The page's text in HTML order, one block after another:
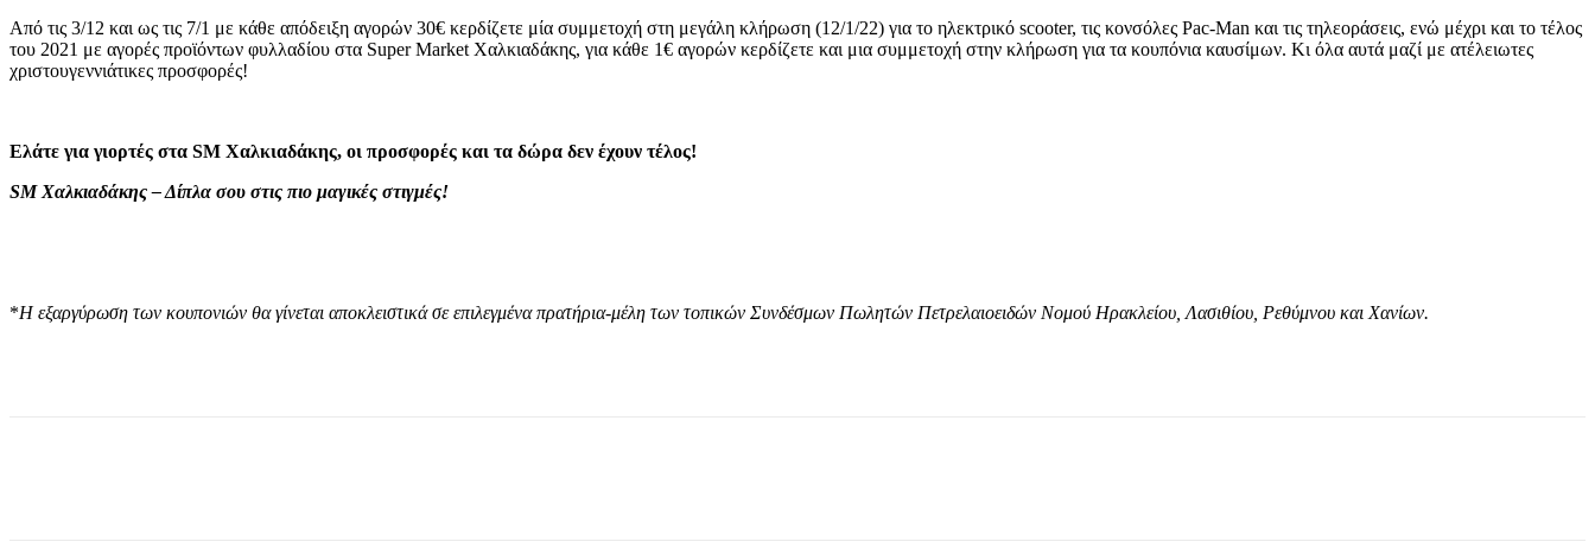
Από τις 3/12 και ως τις 7/1 με κάθε απόδειξη αγορών 30€ κερδίζετε μία συμμετοχή στη μεγάλη κλήρωση (12/1/22) για το ηλεκτρικό scooter, τις κονσόλες Pac-Man και τις τηλεοράσεις, ενώ μέχρι και το τέλος
του 2021 με αγορές προϊόντων φυλλαδίου στα Super Market Χαλκιαδάκης, για κάθε 1€ αγορών κερδίζετε και μια συμμετοχή στην κλήρωση για τα κουπόνια καυσίμων. Κι όλα αυτά μαζί με ατέλειωτες
χριστουγεννιάτικες προσφορές!
Ελάτε για γιορτές στα SM Χαλκιαδάκης, οι προσφορές και τα δώρα δεν έχουν τέλος!
SM Χαλκιαδάκης – Δίπλα σου στις πιο μαγικές στιγμές!
*Η εξαργύρωση των κουπονιών θα γίνεται αποκλειστικά σε επιλεγμένα πρατήρια-μέλη των τοπικών Συνδέσμων Πωλητών Πετρελαιοειδών Νομού Ηρακλείου, Λασιθίου, Ρεθύμνου και Χανίων.